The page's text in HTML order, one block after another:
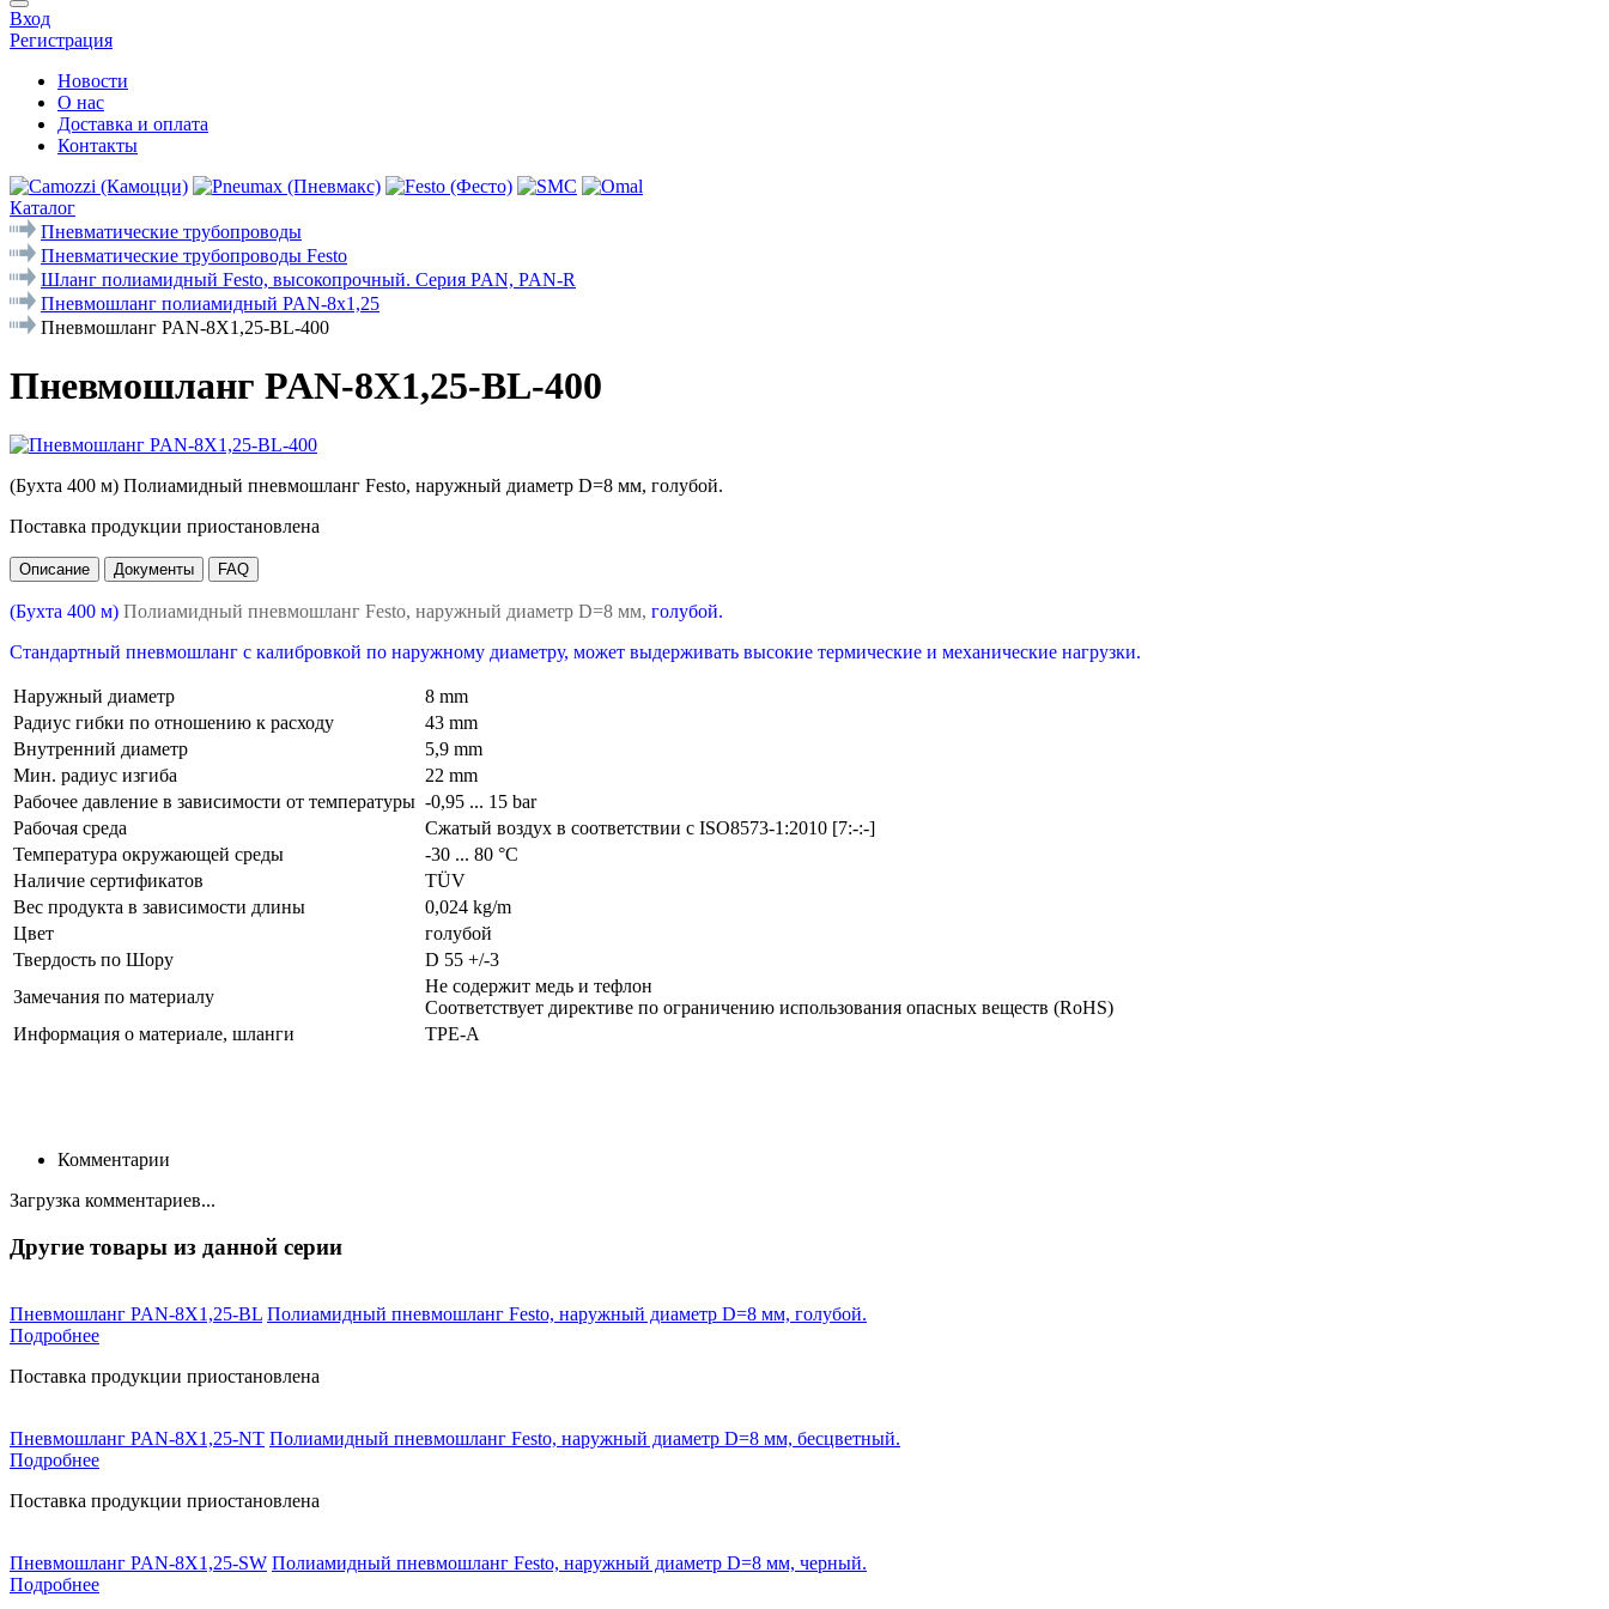
Вход
Регистрация
Новости
О нас
Доставка и оплата
Контакты
Каталог
Пневматические трубопроводы
Пневматические трубопроводы Festo
Шланг полиамидный Festo, высокопрочный. Серия PAN, PAN-R
Пневмошланг полиамидный PAN-8x1,25
Пневмошланг PAN-8X1,25-BL-400
Пневмошланг PAN-8X1,25-BL-400
(Бухта 400 м) Полиамидный пневмошланг Festo, наружный диаметр D=8 мм, голубой.
Поставка продукции приостановлена
Описание Документы FAQ
(Бухта 400 м) Полиамидный пневмошланг Festo, наружный диаметр D=8 мм, голубой.
Стандартный пневмошланг с калибровкой по наружному диаметру, может выдерживать высокие термические и механические нагрузки.
Наружный диаметр
8 mm
Радиус гибки по отношению к расходу
43 mm
Внутренний диаметр
5,9 mm
Мин. радиус изгиба
22 mm
Рабочее давление в зависимости от температуры -0,95 ... 15 bar
Рабочая среда
Сжатый воздух в соответствии с ISO8573-1:2010 [7:-:-]
Температура окружающей среды
-30 ... 80 °C
Наличие сертификатов
TÜV
Вес продукта в зависимости длины
0,024 kg/m
Цвет
голубой
Твердость по Шору
D 55 +/-3
Замечания по материалу
Не содержит медь и тефлон
Соответствует директиве по ограничению использования опасных веществ (RoHS)
Информация о материале, шланги
TPE-A
Комментарии
Загрузка комментариев...
Другие товары из данной серии
Пневмошланг PAN-8X1,25-BL Полиамидный пневмошланг Festo, наружный диаметр D=8 мм, голубой.
Подробнее
Поставка продукции приостановлена
Пневмошланг PAN-8X1,25-NT Полиамидный пневмошланг Festo, наружный диаметр D=8 мм, бесцветный.
Подробнее
Поставка продукции приостановлена
Пневмошланг PAN-8X1,25-SW Полиамидный пневмошланг Festo, наружный диаметр D=8 мм, черный.
Подробнее